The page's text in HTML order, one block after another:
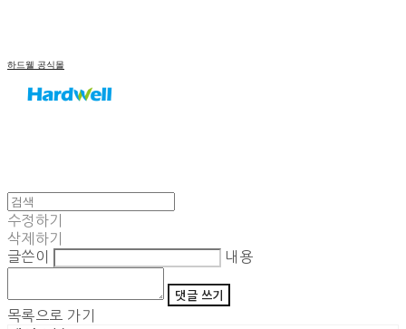
하드웰 공식몰
수정하기
삭제하기
글쓴이
내용
댓글 쓰기
목록으로 가기